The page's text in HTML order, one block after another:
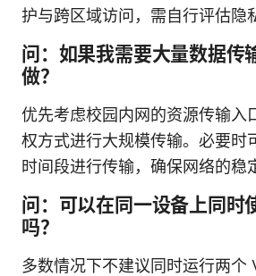
护与跨区域访问，需自行评估隐
问：如果我需要大量数据传
做？
优先考虑校园内网的资源传输入
权方式进行大规模传输。必要时
时间段进行传输，确保网络的稳
问：可以在同一设备上同时
吗？
多数情况下不建议同时运行两个